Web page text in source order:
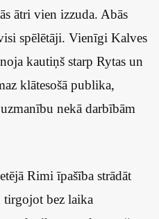
ātri vien izzuda. Abās
spēlētāji. Vienīgi Kalves
kautiņš starp Rytas un
klātesošā publika,
nekā darbībām
Rimi īpašība strādāt
bez laika